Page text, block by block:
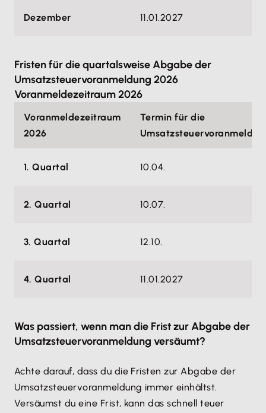
Dezember 11.01.2027
Fristen für die quartalsweise Abgabe der
Umsatzsteuervoranmeldung 2026
Voranmeldezeitraum 2026
Voranmeldezeitraum
2026
Termin für die
1. Quartal 10.04.
2. Quartal 10.07.
3. Quartal 12.10.
4. Quartal 11.01.2027
Was passiert, wenn man die Frist zur Abgabe der
Umsatzsteuervoranmeldung versäumt?
Achte darauf, dass du die Fristen zur Abgabe der
Umsatzsteuervoranmeldung immer einhältst.
Versäumst du eine Frist, kann das schnell teuer